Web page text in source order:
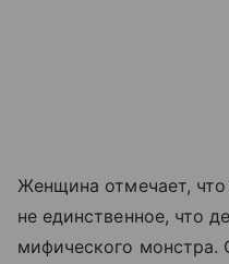
Женщина отмечает, что
не единственное, что
мифического монстра.